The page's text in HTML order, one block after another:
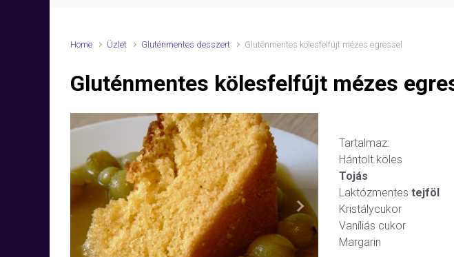
Home Üzlet Gluténmentes desszert Gluténmentes kölesfelfújt mézes egressel
Gluténmentes kölesfelfújt mézes
Next
Tartalmaz:
Hántolt köles
Tojás
Laktózmentes tejföl
Kristálycukor
Vaníliás cukor
Margarin